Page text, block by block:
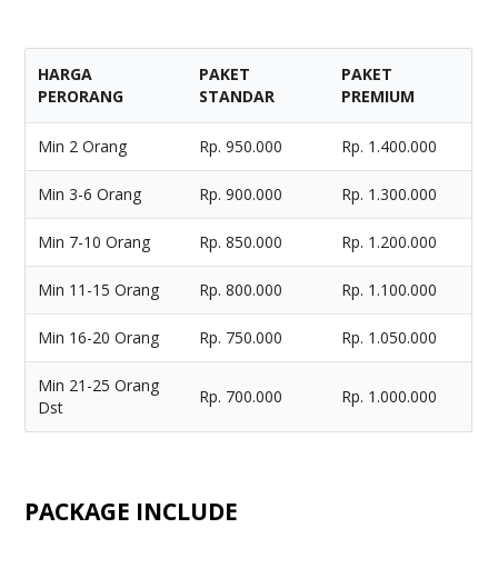
HARGA
PERORANG
PAKET
STANDAR
PAKET
PREMIUM
Min 2 Orang Rp. 950.000 Rp. 1.400.000
Min 3-6 Orang Rp. 900.000 Rp. 1.300.000
Min 7-10 Orang Rp. 850.000 Rp. 1.200.000
Min 11-15 Orang Rp. 800.000 Rp. 1.100.000
Min 16-20 Orang Rp. 750.000 Rp. 1.050.000
Min 21-25 Orang
Dst
Rp. 700.000 Rp. 1.000.000
PACKAGE INCLUDE